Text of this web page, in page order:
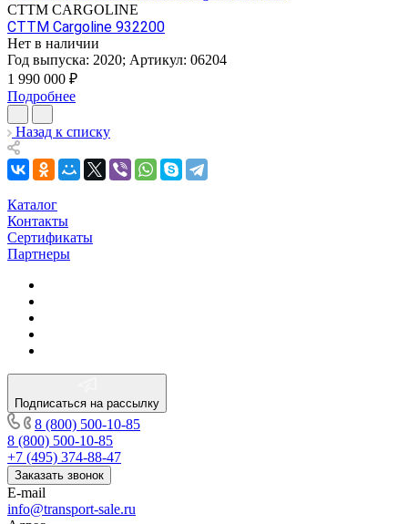
CTTM CARGOLINE
CTTM Cargoline 932200
Нет в наличии
Год выпуска: 2020; Артикул: 06204
1 990 000 ₽
Подробнее
Назад к списку
Каталог
Контакты
Сертификаты
Партнеры
Подписаться на рассылку
8 (800) 500-10-85
8 (800) 500-10-85
+7 (495) 374-88-47
Заказать звонок
E-mail
info@transport-sale.ru